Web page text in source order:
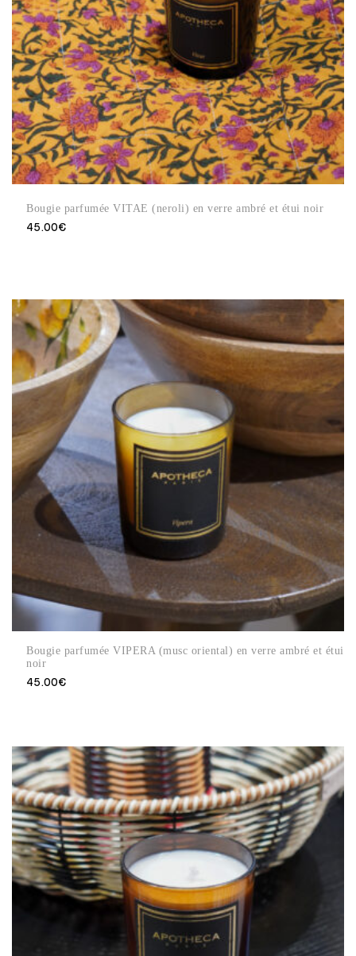
Bougie parfumée VITAE (neroli) en verre ambré et étui noir
45.00€
Bougie parfumée VIPERA (musc oriental) en verre ambré et étui
noir
45.00€